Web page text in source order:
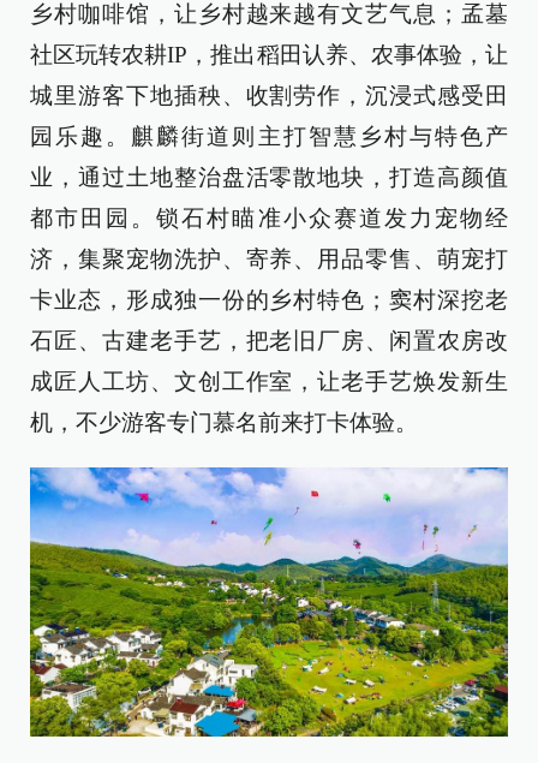
乡村咖啡馆，让乡村越来越有文艺气息；孟墓
社区玩转农耕IP，推出稻田认养、农事体验，让
城里游客下地插秧、收割劳作，沉浸式感受田
园乐趣。麒麟街道则主打智慧乡村与特色产
业，通过土地整治盘活零散地块，打造高颜值
都市田园。锁石村瞄准小众赛道发力宠物经
济，集聚宠物洗护、寄养、用品零售、萌宠打
卡业态，形成独一份的乡村特色；窦村深挖老
石匠、古建老手艺，把老旧厂房、闲置农房改
成匠人工坊、文创工作室，让老手艺焕发新生
机，不少游客专门慕名前来打卡体验。